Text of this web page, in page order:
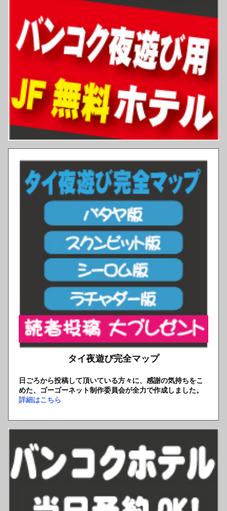
タイ夜遊び完全マップ
日ごろから投稿して頂いている方々に、感謝の気持ちをこ
めた、ゴーゴーネット制作委員会が全力で作成しました。
詳細はこちら